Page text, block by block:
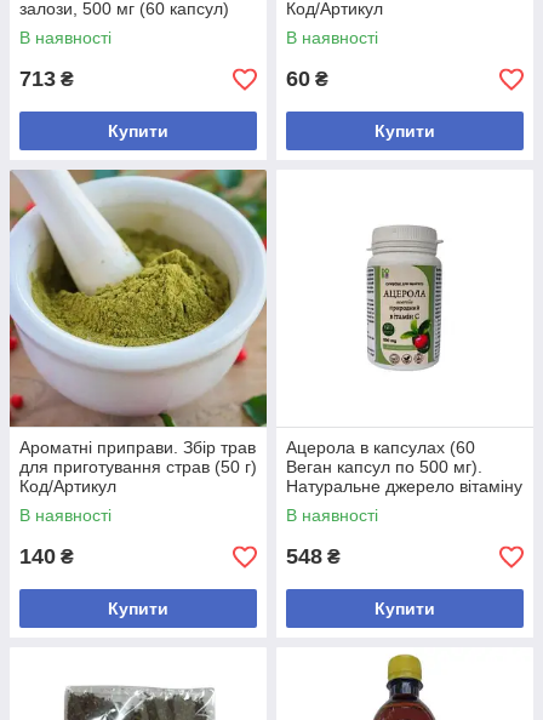
залози, 500 мг (60 капсул)
Код/Артикул
В наявності
713 ₴
Купити
Код/Артикул
В наявності
60 ₴
Купити
Ароматні приправи. Збір трав
для приготування страв (50 г)
Код/Артикул
В наявності
140 ₴
Купити
Ацерола в капсулах (60
Веган капсул по 500 мг).
Натуральне джерело вітаміну
С Код/Артикул
В наявності
548 ₴
Купити